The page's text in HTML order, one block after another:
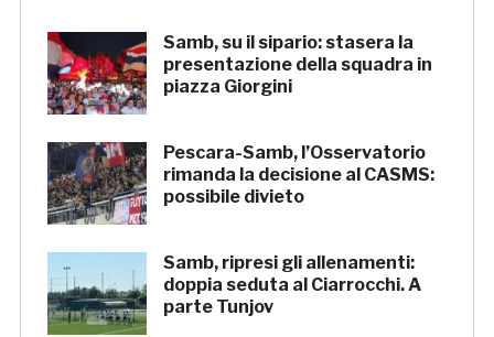
Samb, su il sipario: stasera la
presentazione della squadra in
piazza Giorgini
Pescara-Samb, l’Osservatorio
rimanda la decisione al CASMS:
possibile divieto
Samb, ripresi gli allenamenti:
doppia seduta al Ciarrocchi. A
parte Tunjov